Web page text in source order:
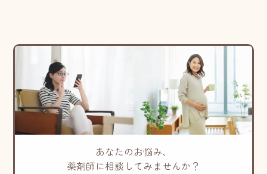
あなたのお悩み、
薬剤師に相談してみませんか？